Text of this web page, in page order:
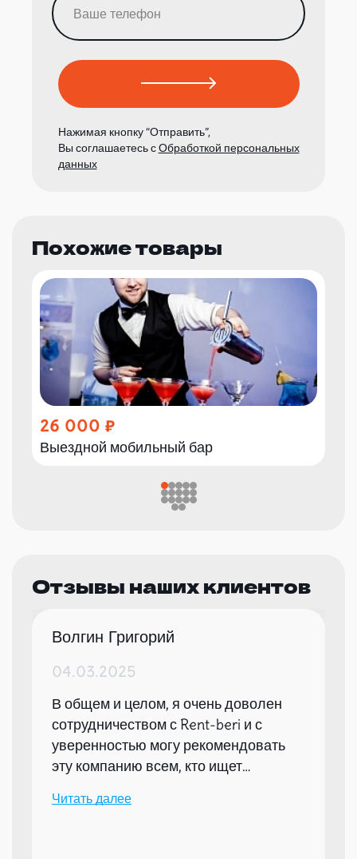
Нажимая кнопку “Отправить”,
Вы соглашаетесь сОбработкой персональных
данных
Похожие товары
26 000
Выездной мобильный бар
Отзывы наших клиентов
Волгин Григорий
04.03.2025
В общем и целом, я очень доволен
сотрудничеством с Rent-beri и с
уверенностью могу рекомендовать
эту компанию всем, кто ищет
мероприятий.
Читать далее